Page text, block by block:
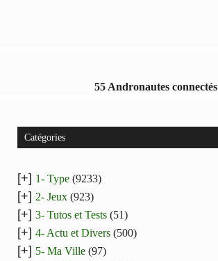
55 Andronautes connectés
Catégories
[+] 1- Type (9233)
[+] 2- Jeux (923)
[+] 3- Tutos et Tests (51)
[+] 4- Actu et Divers (500)
[+] 5- Ma Ville (97)